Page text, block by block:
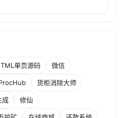
单页源码 微信
货柜消除大师
成 修仙